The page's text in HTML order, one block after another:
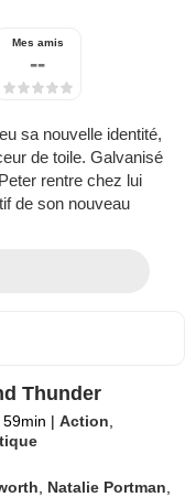
Mes amis
--
sa nouvelle identité,
de toile. Galvanisé
rentre chez lui
de son nouveau
Thunder
59min | Action
Natalie Portman